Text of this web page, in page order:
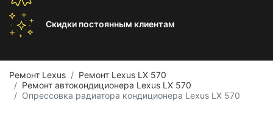
Скидки постоянным клиентам
Ремонт Lexus
Ремонт Lexus LX 570
Ремонт автокондиционера Lexus LX 570
Опрессовка радиатора кондиционера Lexus LX 570